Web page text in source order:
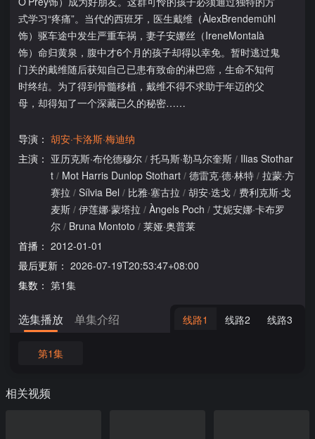
式学习“疼痛”。当代的西班牙，医生戴维（ÀlexBrendemühl
饰）驱车途中发生严重车祸，妻子安娜丝（IreneMontalà
饰）命归黄泉，腹中才6个月的孩子却得以幸免。暂时逃过鬼
门关的戴维随后获知自己已患有致命的淋巴癌，生命不知何
时终结。为了得到骨髓移植，戴维不得不求助于年迈的父
母，却得知了一个深藏已久的秘密……
导演： 胡安·卡洛斯·梅迪纳
主演： 亚历克斯·布伦德穆尔 / 托马斯·勒马尔奎斯 / Ilias Stothar
t / Mot Harris Dunlop Stothart / 德雷克·德·林特 / 拉蒙·方
赛拉 / Sílvia Bel / 比雅·塞古拉 / 胡安·迭戈 / 费利克斯·戈
麦斯 / 伊莲娜·蒙塔拉 / Àngels Poch / 艾妮安娜·卡布罗
尔 / Bruna Montoto / 莱娅·奥普莱
首播： 2012-01-01
最后更新： 2026-07-19T20:53:47+08:00
集数： 第1集
选集播放 单集介绍 线路1 线路2 线路3
第1集
相关视频